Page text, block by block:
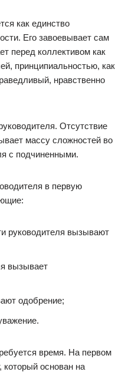
как единство
Его завоевывает сам
перед коллективом как
принципиальностью, как
нравственно
Отсутствие
массу сложностей во
с подчиненными.
в первую
руководителя вызывают
вызывает
одобрение;
время. На первом
который основан на